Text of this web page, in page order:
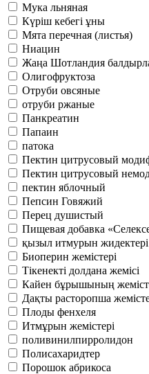
Мука льняная
Күріш кебегі ұны
Мята перечная (листья)
Ниацин
Жаңа Шотландия
Олигофруктоза
Отруби овсяные
отруби ржаные
Панкреатин
Папаин
патока
Пектин цитрусовый
Пектин цитрусовый
пектин яблочный
Пепсин Говяжий
Перец душистый
Пищевая добавка
қызыл итмурын жидектері
Биоперин жемістері
Тікенекті долдана жемісі
Кайен бұрышының
Дақты расторопша
Плоды фенхеля
Итмұрын жемістері
поливинилпирролидон
Полисахаридтер
Порошок абрикоса